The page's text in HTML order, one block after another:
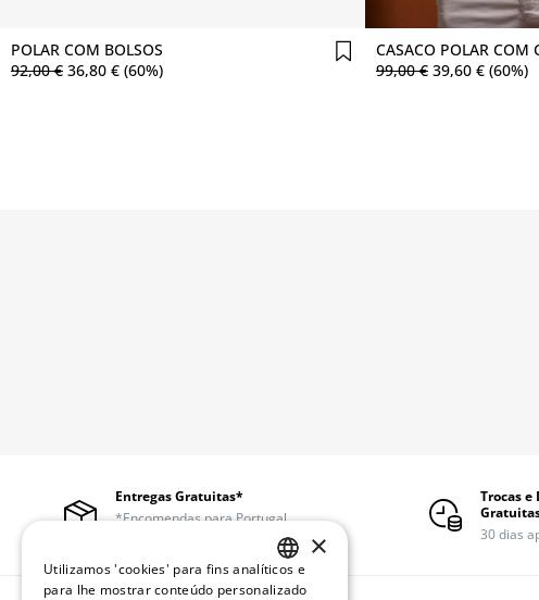
POLAR COM BOLSOS
92,00 € 36,80 € (60%)
CASACO POLAR COM
99,00 € 39,60 € (60%)
Entregas Gratuitas*
*Encomendas para Portugal
Trocas e
30 dias
PORTUGUESE
×
Utilizamos 'cookies' para fins analíticos e
para lhe mostrar conteúdo personalizado